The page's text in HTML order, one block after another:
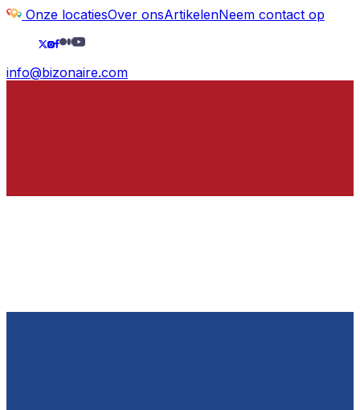
Onze locatiesOver onsArtikelenNeem contact op
info@bizonaire.com